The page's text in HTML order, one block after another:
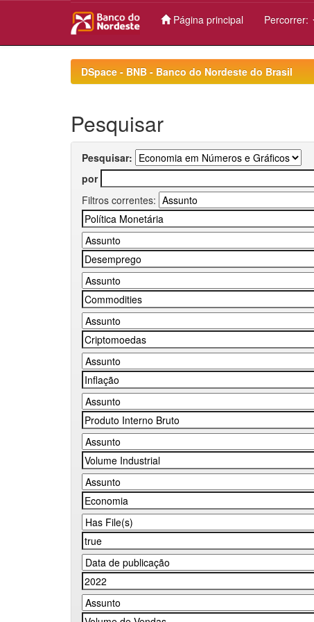
Página principal Percorrer:
DSpace - BNB - Banco do Nordeste do Brasil
Pesquisar
Pesquisar:
por
Filtros correntes: